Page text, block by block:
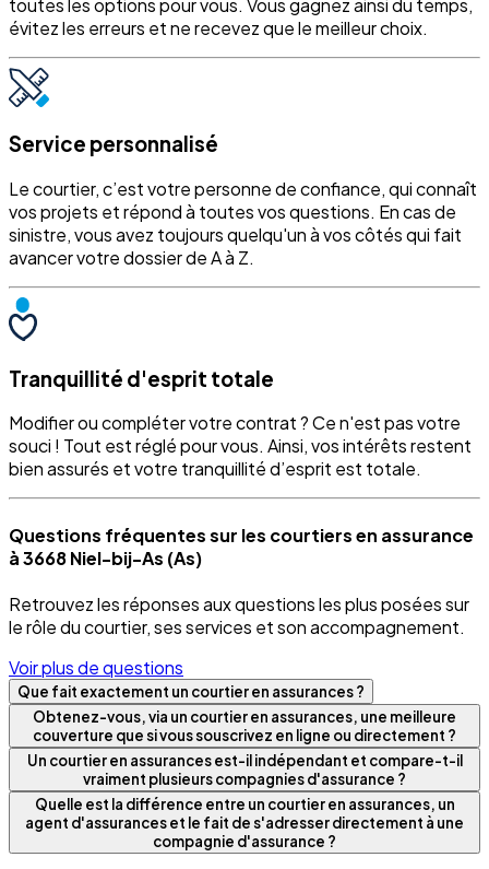
évitez les erreurs et ne recevez que le meilleur choix.
Service personnalisé
Le courtier, c’est votre personne de confiance, qui connaît
vos projets et répond à toutes vos questions. En cas de
sinistre, vous avez toujours quelqu'un à vos côtés qui fait
avancer votre dossier de A à Z.
Tranquillité d'esprit totale
Modifier ou compléter votre contrat ? Ce n'est pas votre
souci ! Tout est réglé pour vous. Ainsi, vos intérêts restent
bien assurés et votre tranquillité d’esprit est totale.
Questions fréquentes sur les courtiers en assurance
à 3668 Niel-bij-As (As)
Retrouvez les réponses aux questions les plus posées sur
le rôle du courtier, ses services et son accompagnement.
Voir plus de questions
Que fait exactement un courtier en assurances ?
Obtenez-vous, via un courtier en assurances, une meilleure
couverture que si vous souscrivez en ligne ou directement ?
Un courtier en assurances est-il indépendant et compare-t-il
vraiment plusieurs compagnies d'assurance ?
Quelle est la différence entre un courtier en assurances, un
agent d'assurances et le fait de s'adresser directement à une
compagnie d'assurance ?